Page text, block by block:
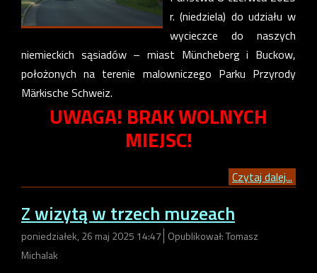
r. (niedziela) do udziału w
wycieczce do naszych
niemieckich sąsiadów – miast Müncheberg i Buckow,
położonych na terenie malowniczego Parku Przyrody
Märkische Schweiz.
UWAGA! BRAK WOLNYCH
MIEJSC!
Czytaj dalej...
Z wizytą w trzech muzeach
poniedziałek, 26 maj 2025 14:47 Opublikował: Tomasz
Michalak